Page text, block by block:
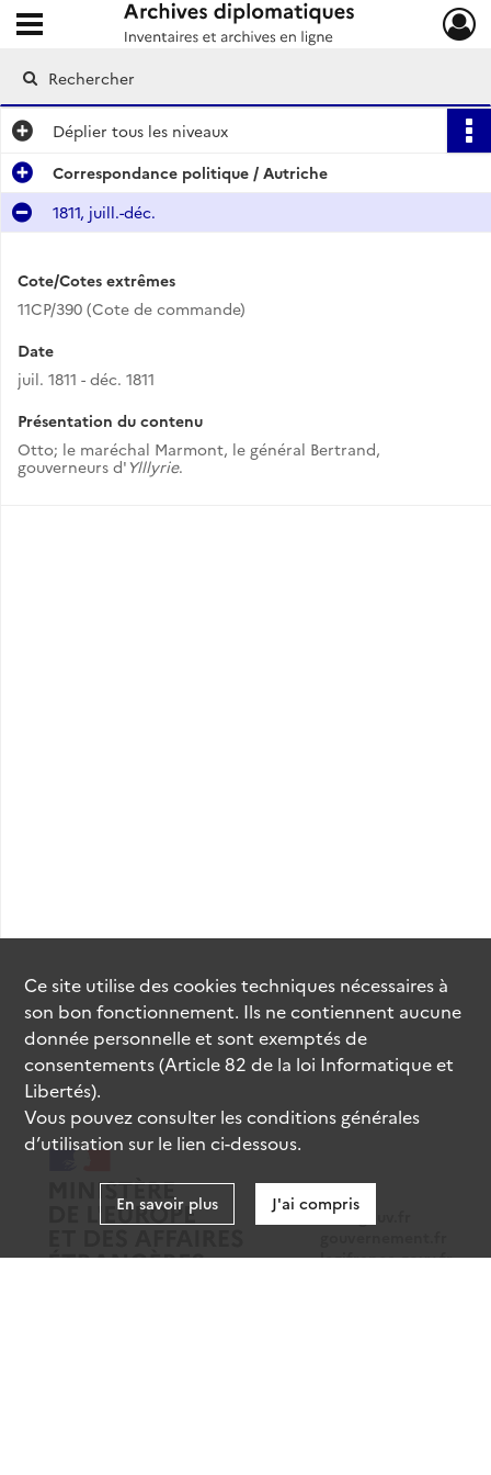
Archives diplomatiques
Ouvrir le menu déroulant
Déplier tous les niveaux
Correspondance politique / Autriche
1811, juill.-déc.
Cote/Cotes extrêmes
11CP/390 (Cote de commande)
Date
juil. 1811 - déc. 1811
Présentation du contenu
Otto; le maréchal Marmont, le général Bertrand,
gouverneurs d'Ylllyrie.
data.gouv.fr
legifrance.gouv.fr
Ce site utilise descookiestechniques nécessaires à
son bon fonctionnement. Ils ne contiennent aucune
donnée personnelle et sont exemptés de
consentements (Article 82 de la loi Informatique et
Libertés).
Vous pouvez consulter les conditions générales
d’utilisation sur le lien ci-dessous.
En savoir plus J'ai compris